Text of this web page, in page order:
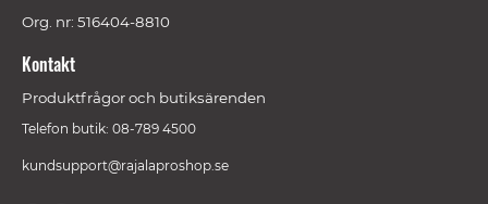
Org. nr: 516404-8810
Kontakt
Produktfrågor och butiksärenden
Telefon butik: 08-789 4500
kundsupport@rajalaproshop.se